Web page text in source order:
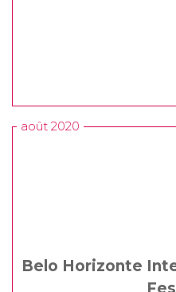
août 2020
Belo Horizonte